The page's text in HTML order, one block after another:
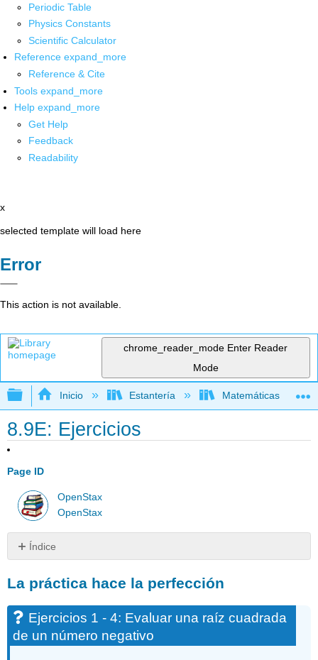
Periodic Table
Physics Constants
Scientific Calculator
Reference expand_more
Reference & Cite
Tools expand_more
Help expand_more
Get Help
Feedback
Readability
x
selected template will load here
Error
This action is not available.
chrome_reader_mode Enter Reader
Mode
Expandir/contraer jerarquía global
Inicio Estantería Matemáticas
8.9E: Ejercicios
Page ID
OpenStax
OpenStax
Índice
práctica
hace
la
perfección
Ejercicios
La práctica hace la perfección
Ejercicios 1 - 4: Evaluar una raíz cuadrada
de un número negativo